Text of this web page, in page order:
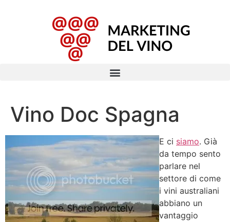
Vino Doc Spagna
E ci siamo. Già
da tempo sento
parlare nel
settore di come
i vini australiani
abbiano un
vantaggio